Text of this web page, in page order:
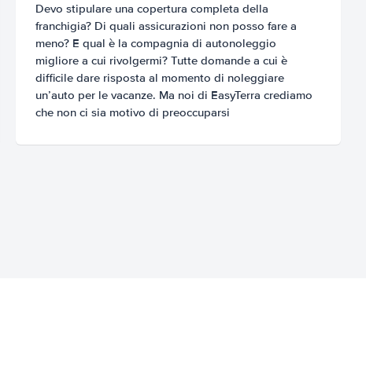
Devo stipulare una copertura completa della
franchigia? Di quali assicurazioni non posso fare a
meno? E qual è la compagnia di autonoleggio
migliore a cui rivolgermi? Tutte domande a cui è
difficile dare risposta al momento di noleggiare
un’auto per le vacanze. Ma noi di EasyTerra crediamo
che non ci sia motivo di preoccuparsi